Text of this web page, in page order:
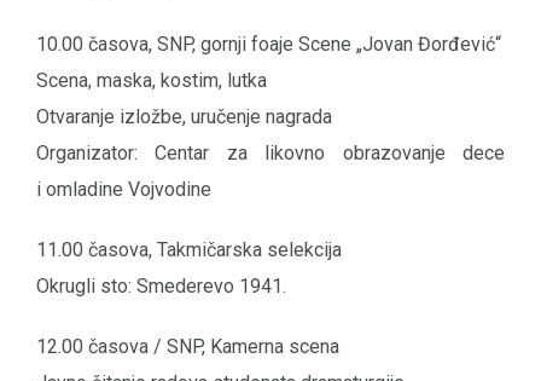
10.00 časova, SNP, gornji foaje Scene „Jovan Đorđević“
Scena, maska, kostim, lutka
Otvaranje izložbe, uručenje nagrada
Organizator: Centar za likovno obrazovanje dece
i omladine Vojvodine
11.00 časova, Takmičarska selekcija
Okrugli sto: Smederevo 1941.
12.00 časova / SNP, Kamerna scena